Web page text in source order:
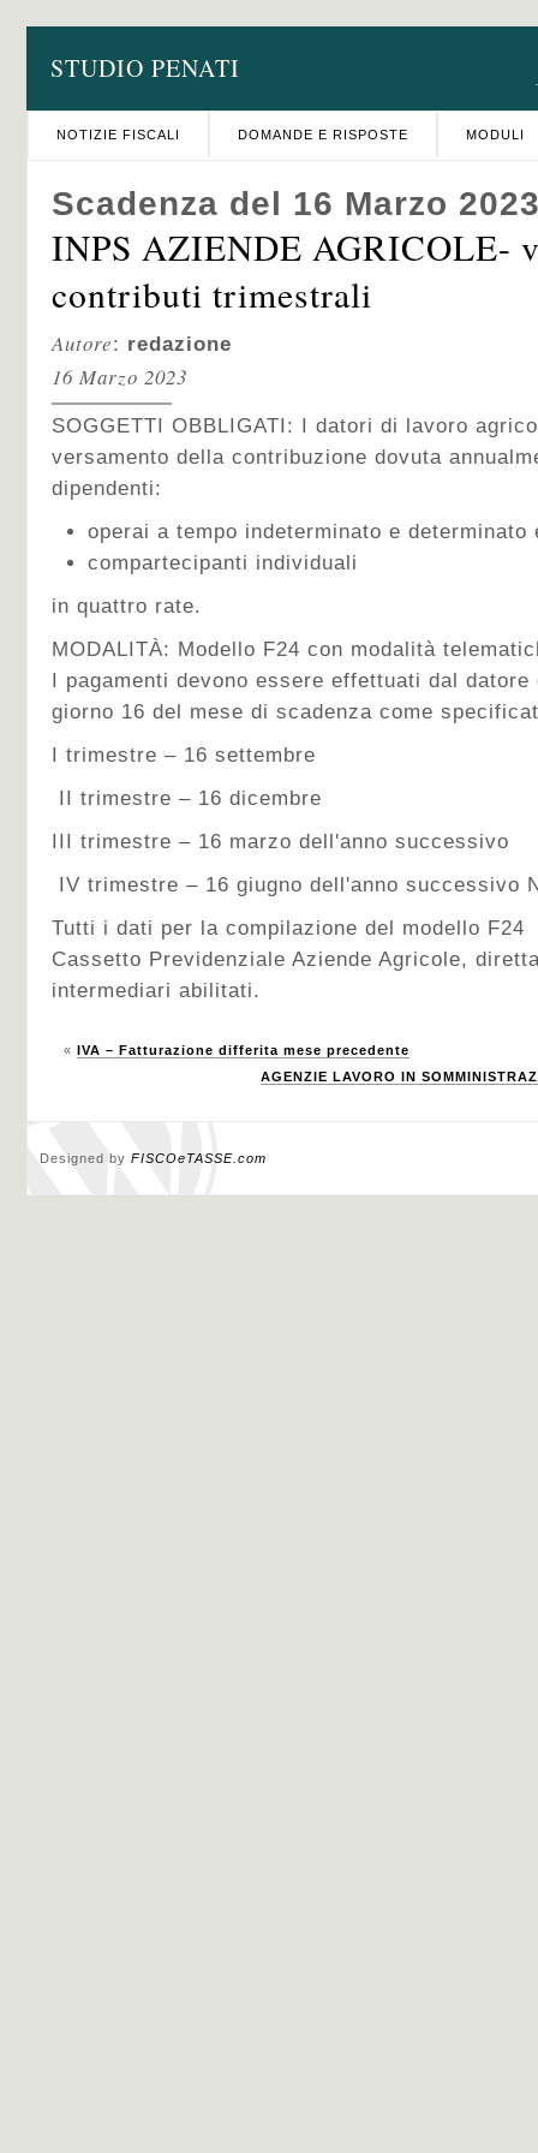
STUDIO PENATI
NOTIZIE FISCALI DOMANDE E RISPOSTE MODULI
Scadenza del 16 Marzo
INPS AZIENDE AGRICOLE-
contributi trimestrali
Autore: redazione
16 Marzo 2023
SOGGETTI OBBLIGATI: I datori di lavoro
versamento della contribuzione dovuta
dipendenti:
operai a tempo indeterminato e
compartecipanti individuali
in quattro rate.
MODALITÀ: Modello F24 con modalità
I pagamenti devono essere effettuati dal
giorno 16 del mese di scadenza come
I trimestre – 16 settembre
II trimestre – 16 dicembre
III trimestre – 16 marzo dell'anno successivo
IV trimestre – 16 giugno dell'anno successivo
Tutti i dati per la compilazione del modello
Cassetto Previdenziale Aziende Agricole,
intermediari abilitati.
« IVA – Fatturazione differita mese precedente
AGENZIE LAVORO IN
Designed by FISCOeTASSE.com